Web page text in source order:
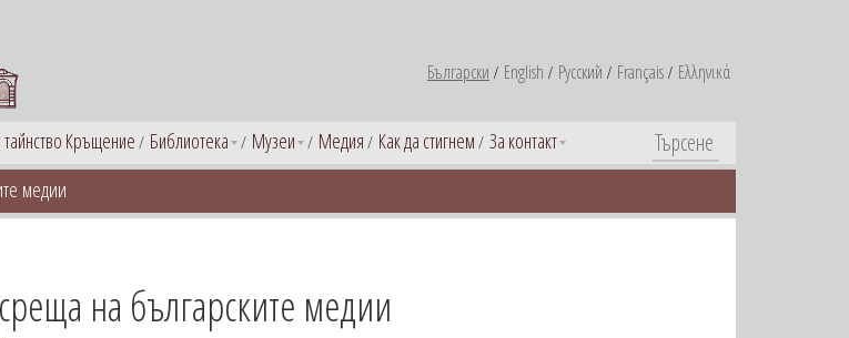
Български English Русский Français Ελληνικά
Кръщение Библиотека Музеи Медия Как да стигнем За контакт
медии
на българските медии